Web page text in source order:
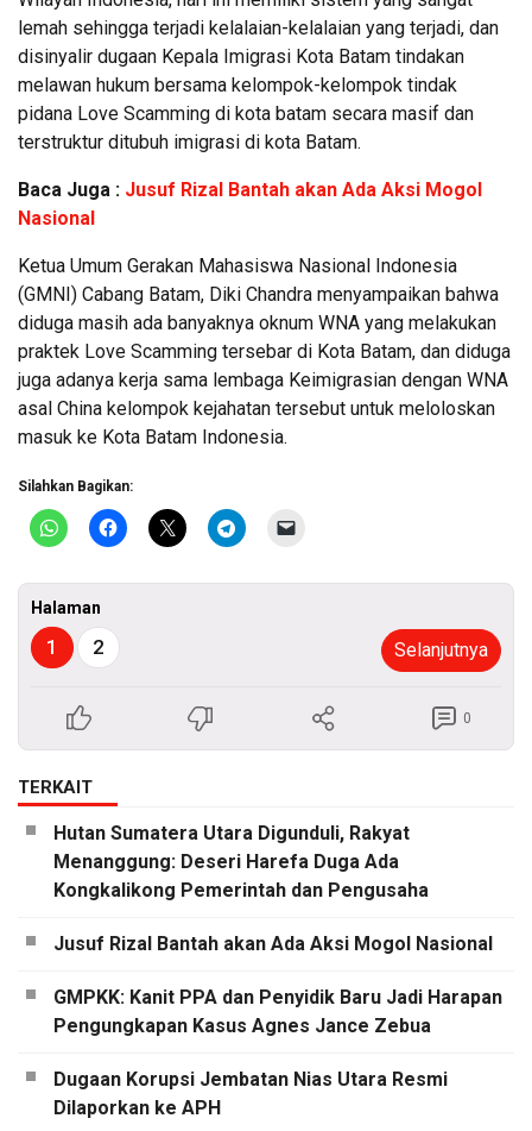
lemah sehingga terjadi kelalaian-kelalaian yang terjadi, dan
disinyalir dugaan Kepala Imigrasi Kota Batam tindakan
melawan hukum bersama kelompok-kelompok tindak
pidana Love Scamming di kota batam secara masif dan
terstruktur ditubuh imigrasi di kota Batam.
Baca Juga : Jusuf Rizal Bantah akan Ada Aksi Mogol
Nasional
Ketua Umum Gerakan Mahasiswa Nasional Indonesia
(GMNI) Cabang Batam, Diki Chandra menyampaikan bahwa
diduga masih ada banyaknya oknum WNA yang melakukan
praktek Love Scamming tersebar di Kota Batam, dan diduga
juga adanya kerja sama lembaga Keimigrasian dengan WNA
asal China kelompok kejahatan tersebut untuk meloloskan
masuk ke Kota Batam Indonesia.
Silahkan Bagikan:
Halaman
1 2 Selanjutnya
0
TERKAIT
Hutan Sumatera Utara Digunduli, Rakyat
Menanggung: Deseri Harefa Duga Ada
Kongkalikong Pemerintah dan Pengusaha
Jusuf Rizal Bantah akan Ada Aksi Mogol Nasional
GMPKK: Kanit PPA dan Penyidik Baru Jadi Harapan
Pengungkapan Kasus Agnes Jance Zebua
Dugaan Korupsi Jembatan Nias Utara Resmi
Dilaporkan ke APH